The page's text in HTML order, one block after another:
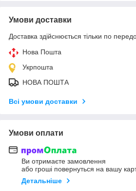
Умови доставки
Доставка здійснюється тільки по
Нова Пошта
Укрпошта
НОВА ПОШТА
Всі умови доставки
Умови оплати
Ви отримаєте замовлення
або гроші повернуться на вашу
Детальніше